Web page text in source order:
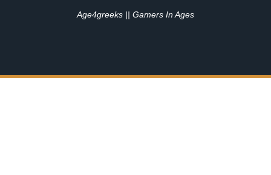
Age4greeks || Gamers In Ages